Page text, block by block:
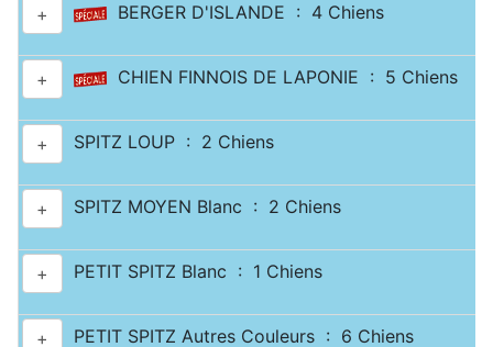
+ BERGER D'ISLANDE : 4 Chiens
+ CHIEN FINNOIS DE LAPONIE : 5 Chiens
+ SPITZ LOUP : 2 Chiens
+ SPITZ MOYEN Blanc : 2 Chiens
+ PETIT SPITZ Blanc : 1 Chiens
+ PETIT SPITZ Autres Couleurs : 6 Chiens